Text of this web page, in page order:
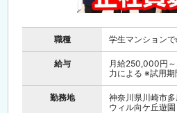
職種 学生マンション
給与
月給250,000円
力による ※試用期
勤務地
神奈川県川崎市
ウィル向ケ丘遊園